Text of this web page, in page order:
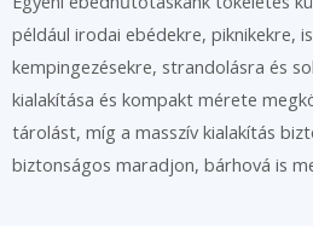
például irodai ebédekre, piknikekre,
kempingezésekre, strandolásra és
kialakítása és kompakt mérete
tárolást, míg a masszív kialakítás
biztonságos maradjon, bárhová is